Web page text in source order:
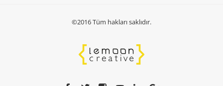
©2016 Tüm hakları saklıdır.